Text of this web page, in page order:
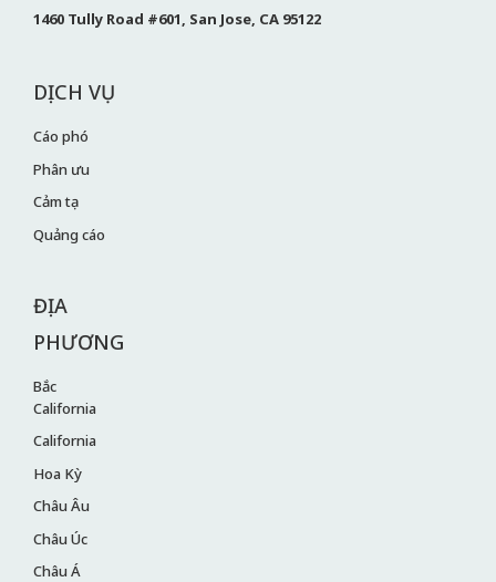
1460 Tully Road #601, San Jose, CA 95122
DỊCH VỤ
Cáo phó
Phân ưu
Cảm tạ
Quảng cáo
ĐỊA
PHƯƠNG
Bắc
California
California
Hoa Kỳ
Châu Âu
Châu Úc
Châu Á